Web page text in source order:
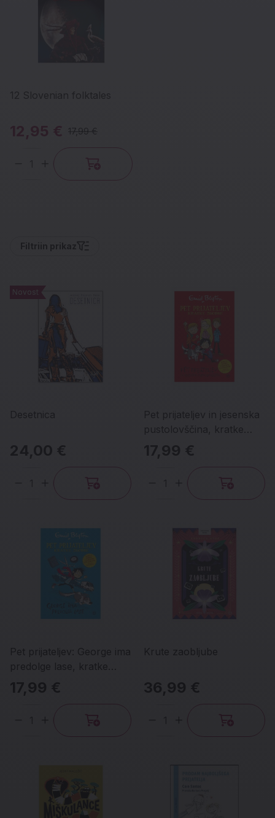
12 Slovenian folktales
12,95 € 17,99 €
Filtriin prikaz
Novost
Desetnica
Novost
24,00 €
Količina
Pet prijateljev in jesenska
pustolovščina, kratke
zgodbe 1
17,99 €
Količina
Pet prijateljev: George ima
predolge lase, kratke
zgodbe 2
17,99 €
Količina
Krute zaobljube
36,99 €
Količina